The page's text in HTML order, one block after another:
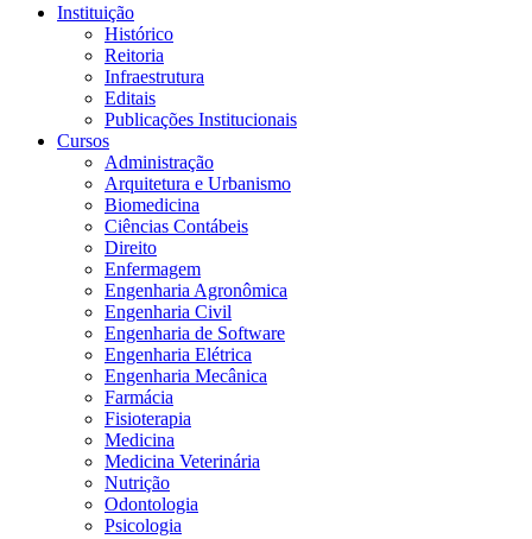
Instituição
Histórico
Reitoria
Infraestrutura
Editais
Publicações Institucionais
Cursos
Administração
Arquitetura e Urbanismo
Biomedicina
Ciências Contábeis
Direito
Enfermagem
Engenharia Agronômica
Engenharia Civil
Engenharia de Software
Engenharia Elétrica
Engenharia Mecânica
Farmácia
Fisioterapia
Medicina
Medicina Veterinária
Nutrição
Odontologia
Psicologia